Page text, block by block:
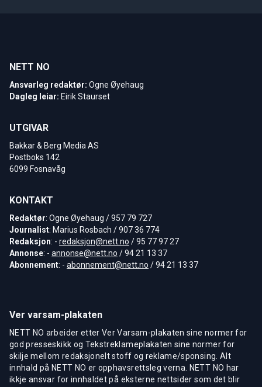
NETT NO
Ansvarleg redaktør: Ogne Øyehaug
Dagleg leiar: Eirik Staurset
UTGIVAR
Bakkar & Berg Media AS
Postboks 142
6099 Fosnavåg
KONTAKT
Redaktør: Ogne Øyehaug / 957 79 727
Journalist: Marius Rosbach / 907 36 774
Redaksjon: - redaksjon@nett.no / 95 77 97 27
Annonse: - annonse@nett.no / 94 21 13 37
Abonnement: - abonnement@nett.no / 94 21 13 37
Ver varsam-plakaten
NETT NO arbeider etter Ver Varsam-plakaten sine normer for
god presseskikk og Tekstreklameplakaten sine normer for
skilje mellom redaksjonelt stoff og reklame/sponsing. Alt
innhald på NETT NO er opphavsrettsleg verna. NETT NO har
ikkje ansvar for innhaldet på eksterne nettsider som det blir